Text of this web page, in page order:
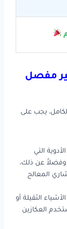
مفصل
يجب على
التي
وفضلاً عن ذلك،
المعالج
الثقيلة أو
العكازين